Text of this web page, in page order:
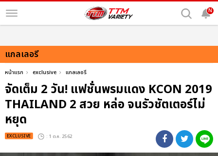
N
แกลเลอรี
หน้าแรก exclusive แกลเลอรี
จัดเต็ม 2 วัน! แฟชั่นพรมแดง KCON 2019
THAILAND 2 สวย หล่อ จนรัวชัตเตอร์ไม่
หยุด
EXCLUSIVE : 1 ต.ค. 2562